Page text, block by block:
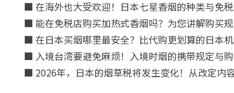
■ 在海外也大受欢迎！日本七星香烟的种类与免
■ 能在免税店购买加热式香烟吗？为您讲解购买
■ 在日本买烟哪里最安全？比代购更划算的日本
■ 入境台湾要避免麻烦！入境时烟的携带规定与
■ 2026年，日本的烟草税将发生变化！从改定内